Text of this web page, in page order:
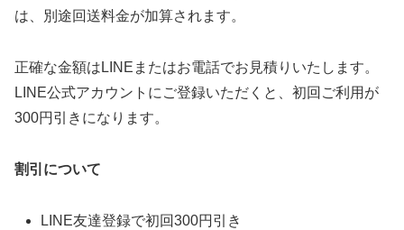
は、別途回送料金が加算されます。
正確な金額はLINEまたはお電話でお見積りいたします。
LINE公式アカウントにご登録いただくと、初回ご利用が
300円引きになります。
割引について
LINE友達登録で初回300円引き